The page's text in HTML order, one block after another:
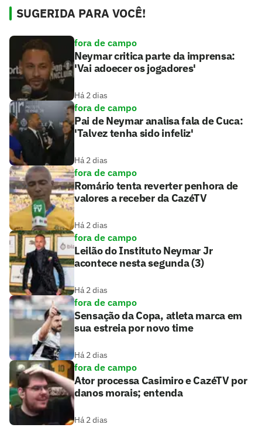
SUGERIDA PARA VOCÊ!
fora de campo
Neymar critica parte da imprensa:
'Vai adoecer os jogadores'
Há 2 dias
fora de campo
Pai de Neymar analisa fala de Cuca:
'Talvez tenha sido infeliz'
Há 2 dias
fora de campo
Romário tenta reverter penhora de
valores a receber da CazéTV
Há 2 dias
fora de campo
Leilão do Instituto Neymar Jr
acontece nesta segunda (3)
Há 2 dias
fora de campo
Sensação da Copa, atleta marca em
sua estreia por novo time
Há 2 dias
fora de campo
Ator processa Casimiro e CazéTV por
danos morais; entenda
Há 2 dias